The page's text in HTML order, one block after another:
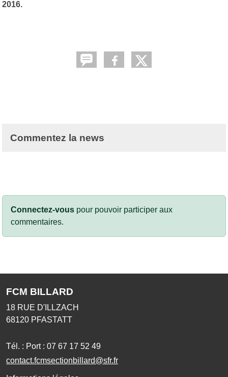
2016.
Commentez la news
Connectez-vous pour pouvoir participer aux
commentaires.
FCM BILLARD
18 RUE D'ILLZACH
68120 PFASTATT
Tél. : Port : 07 67 17 52 49
contact.fcmsectionbillard@sfr.fr